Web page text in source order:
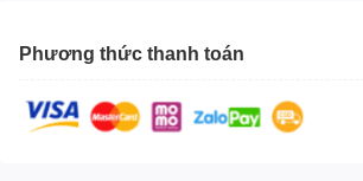
Phương thức thanh toán